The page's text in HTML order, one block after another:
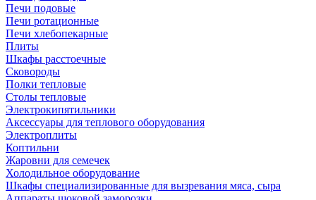
Печи подовые
Печи ротационные
Печи хлебопекарные
Плиты
Шкафы расстоечные
Сковороды
Полки тепловые
Столы тепловые
Электрокипятильники
Аксессуары для теплового оборудования
Электроплиты
Коптильни
Жаровни для семечек
Холодильное оборудование
Шкафы специализированные для вызревания мяса, сыра